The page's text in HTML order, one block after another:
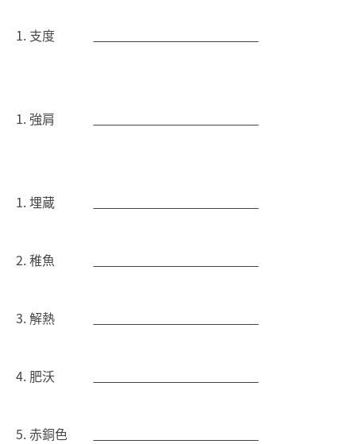
支度
強肩
埋蔵
稚魚
解熱
肥沃
赤銅色